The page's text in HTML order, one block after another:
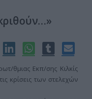
θμιας Εκπ/σης Κιλκίς
κρίσεις των στελεχών